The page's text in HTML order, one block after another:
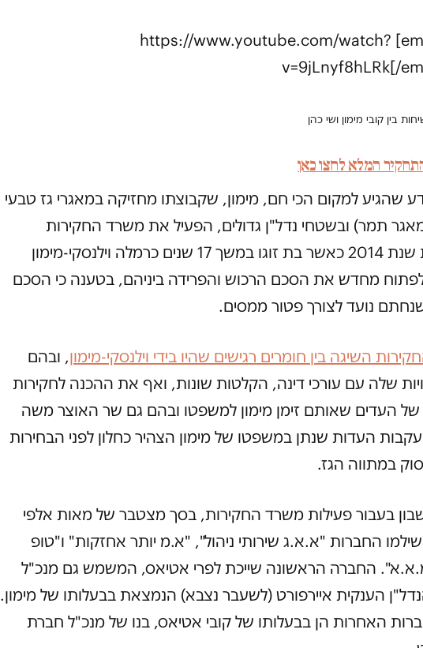
[embedyt] https://www.youtube.com/watch?
v=9jLnyf8hLRk[/
בין קובי מימון ושי כהן
המלא לחצו כאן
שהגיע למקום הכי חם, מימון, שקבוצתו מחזיקה במאגרי גז טבעי
תמר) ובשטחי נדל"ן גדולים, הפעיל את משרד החקירות
בראשית שנת 2014 כאשר בת זוגו במשך 17 שנים כרמלה וילנסקי-מימון
מחדש את הסכם הרכוש והפרידה ביניהם, בטענה כי הסכם
נועד לצורך פטור ממסים.
השיגה בין חומרים רגישים שהיו בידי וילנסקי-מימון, ובהם
שלה עם עורכי דינה, הקלטות שונות, ואף את ההכנה לחקירות
של העדים שאותם זימן מימון למשפטו ובהם גם שר האוצר משה
העדות שנתן במשפטו של מימון הצהיר כחלון לפני הבחירות
במתווה הגז.
בעבור פעילות משרד החקירות, בסך מצטבר של מאות אלפי
החברות "א.א.ג שירותי ניהול", "א.מ יותר אחזקות" ו"טופ
החברה הראשונה שייכת לפרי אטיאס, המשמש גם מנכ"ל
הענקית איירפורט (לשעבר נצבא) הנמצאת בבעלותו של מימון.
האחרות הן בבעלותו של קובי אטיאס, בנו של מנכ"ל חברת